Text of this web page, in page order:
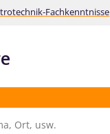
Fachkenntnisse